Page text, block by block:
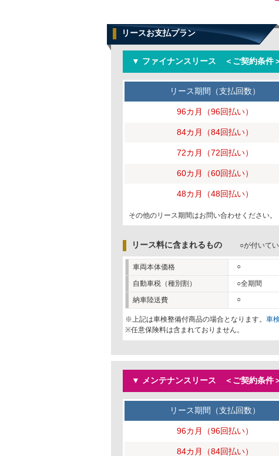
リースお支払プラン
▼ ファイナンスリース ＜ご契約条件
リース期間（支払回数）
96カ月（96回払い）
84カ月（84回払い）
72カ月（72回払い）
60カ月（60回払い）
48カ月（48回払い）
その他のリース期間はお問い合わせください。
リース料に含まれるもの ○が付いて
車両本体価格 ○
自動車税（種別割） ○全期間
納車陸送費
○
※上記は車検整備付商品の場合となります。 車
※任意保険料は含まれておりません。
▼ メンテナンスリース ＜ご契約条件
リース期間（支払回数）
96カ月（96回払い）
84カ月（84回払い）